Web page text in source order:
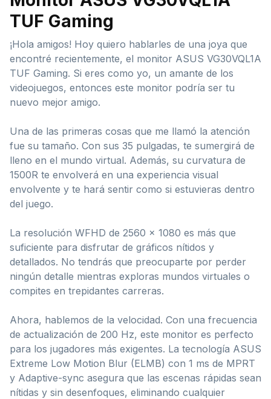
TUF Gaming
¡Hola amigos! Hoy quiero hablarles de una joya que
encontré recientemente, el monitor ASUS VG30VQL1A
TUF Gaming. Si eres como yo, un amante de los
videojuegos, entonces este monitor podría ser tu
nuevo mejor amigo.
Una de las primeras cosas que me llamó la atención
fue su tamaño. Con sus 35 pulgadas, te sumergirá de
lleno en el mundo virtual. Además, su curvatura de
1500R te envolverá en una experiencia visual
envolvente y te hará sentir como si estuvieras dentro
del juego.
La resolución WFHD de 2560 x 1080 es más que
suficiente para disfrutar de gráficos nítidos y
detallados. No tendrás que preocuparte por perder
ningún detalle mientras exploras mundos virtuales o
compites en trepidantes carreras.
Ahora, hablemos de la velocidad. Con una frecuencia
de actualización de 200 Hz, este monitor es perfecto
para los jugadores más exigentes. La tecnología ASUS
Extreme Low Motion Blur (ELMB) con 1 ms de MPRT
y Adaptive-sync asegura que las escenas rápidas sean
nítidas y sin desenfoques, eliminando cualquier